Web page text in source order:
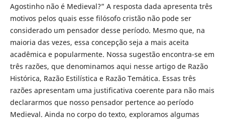
Agostinho não é Medieval?” A resposta dada apresenta três
motivos pelos quais esse filósofo cristão não pode ser
considerado um pensador desse período. Mesmo que, na
maioria das vezes, essa concepção seja a mais aceita
acadêmica e popularmente. Nossa sugestão encontra-se em
três razões, que denominamos aqui nesse artigo de Razão
Histórica, Razão Estilística e Razão Temática. Essas três
razões apresentam uma justificativa coerente para não mais
declararmos que nosso pensador pertence ao período
Medieval. Ainda no corpo do texto, exploramos algumas